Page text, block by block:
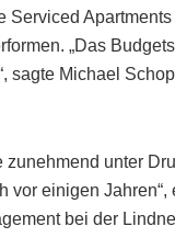
Serviced
„Das
sagte Michael
unter
vor einigen Jahren“,
bei der